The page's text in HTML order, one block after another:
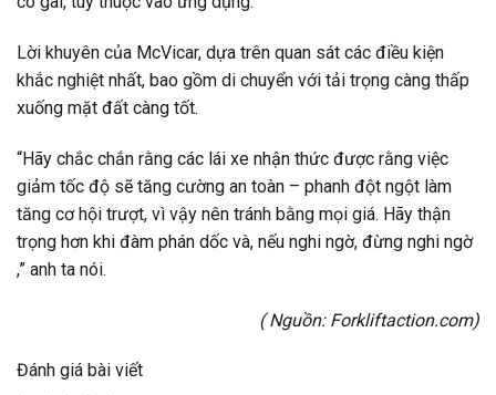
Lời khuyên của McVicar, dựa trên quan sát các điều kiện
khắc nghiệt nhất, bao gồm di chuyển với tải trọng càng thấp
xuống mặt đất càng tốt.
“Hãy chắc chắn rằng các lái xe nhận thức được rằng việc
giảm tốc độ sẽ tăng cường an toàn – phanh đột ngột làm
tăng cơ hội trượt, vì vậy nên tránh bằng mọi giá. Hãy thận
trọng hơn khi đàm phán dốc và, nếu nghi ngờ, đừng nghi ngờ
,” anh ta nói.
( Nguồn: Forkliftaction.com)
Đánh giá bài viết